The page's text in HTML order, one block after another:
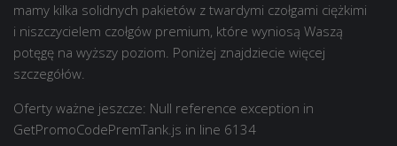
mamy kilka solidnych pakietów z twardymi czołgami ciężkimi
i niszczycielem czołgów premium, które wyniosą Waszą
potęgę na wyższy poziom. Poniżej znajdziecie więcej
szczegółów.
Oferty ważne jeszcze: Null reference exception in
GetPromoCodePremTank.js in line 6134